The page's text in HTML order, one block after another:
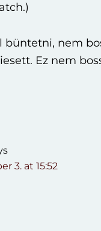
büntetni, nem
Ez nem
3. at 15:52